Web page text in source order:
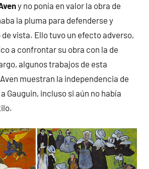
y no ponía en valor la obra de
la pluma para defenderse y
vista. Ello tuvo un efecto adverso,
a confrontar su obra con la de
algunos trabajos de esta
muestran la independencia de
Gauguin, incluso si aún no había